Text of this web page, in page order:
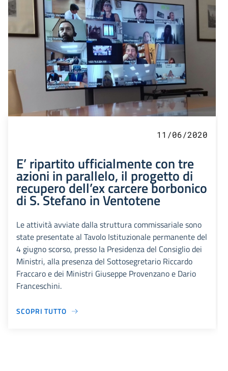
11/06/2020
E’ ripartito ufficialmente con tre
azioni in parallelo, il progetto di
recupero dell’ex carcere borbonico
di S. Stefano in Ventotene
Le attività avviate dalla struttura commissariale sono
state presentate al Tavolo Istituzionale permanente del
4 giugno scorso, presso la Presidenza del Consiglio dei
Ministri, alla presenza del Sottosegretario Riccardo
Fraccaro e dei Ministri Giuseppe Provenzano e Dario
Franceschini.
SCOPRI TUTTO